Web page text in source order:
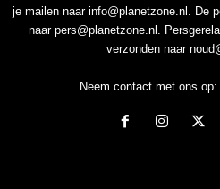
je mailen naar info@planetzone.nl. De
naar pers@planetzone.nl.
verzonden naar
Neem contact met ons op: